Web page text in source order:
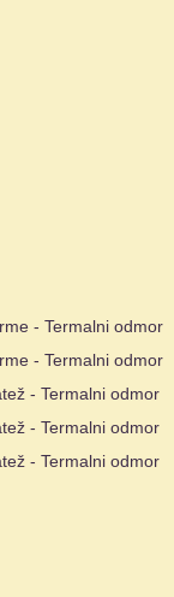
- Termalni odmor
- Termalni odmor
- Termalni odmor
- Termalni odmor
- Termalni odmor